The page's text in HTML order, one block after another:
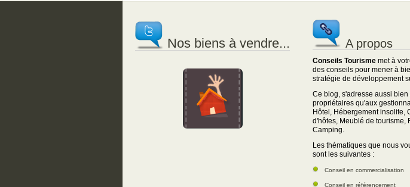
Nos biens à vendre... A propos
Conseils Tourismemet à
des conseils pour mener à
stratégie de développement
Ce blog, s'adresse aussi bien
propriétaires qu'aux
Hôtel, Hébergement insolite,
d'hôtes, Meublé de tourisme,
Camping.
Les thématiques que nous
sont les suivantes :
Conseil en commercialisation
Conseil en référencement